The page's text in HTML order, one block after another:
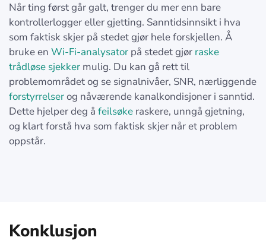
Når ting først går galt, trenger du mer enn bare
kontrollerlogger eller gjetting. Sanntidsinnsikt i hva
som faktisk skjer på stedet gjør hele forskjellen. Å
bruke en Wi-Fi-analysator på stedet gjør raske
trådløse sjekker mulig. Du kan gå rett til
problemområdet og se signalnivåer, SNR, nærliggende
forstyrrelserog nåværende kanalkondisjoner i sanntid.
Dette hjelper deg å feilsøke raskere, unngå gjetning,
og klart forstå hva som faktisk skjer når et problem
oppstår.
Konklusjon